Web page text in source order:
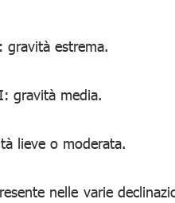
estrema.
gravità media.
lieve o moderata.
nelle varie